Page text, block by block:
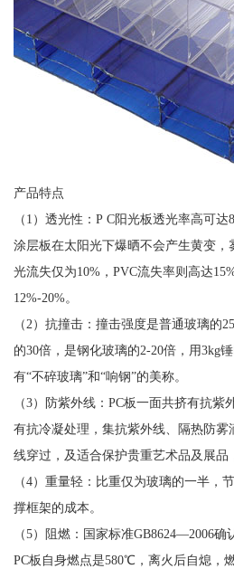
产品特点
（1）透光性：P C阳光板透光率高可
涂层板在太阳光下爆晒不会产生黄变，
光流失仅为10%，PVC流失率则高达
12%-20%。
（2）抗撞击：撞击强度是普通玻璃的
的30倍，是钢化玻璃的2-20倍，用3kg
有“不碎玻璃”和“响钢”的美称。
（3）防紫外线：PC板一面共挤有抗
有抗冷凝处理，集抗紫外线、隔热防
线穿过，及适合保护贵重艺术品及展品
（4）重量轻：比重仅为玻璃的一半，
撑框架的成本。
（5）阻燃：国家标准GB8624—2006确
PC板自身燃点是580℃，离火后自熄，